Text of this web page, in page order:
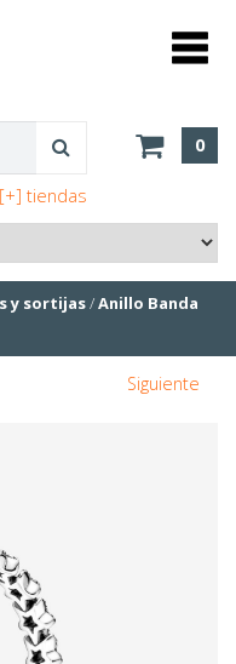
0
[+] tiendas
y sortijas/Anillo Banda
Siguiente